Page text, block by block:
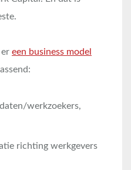
een business model
werkzoekers,
richting werkgevers